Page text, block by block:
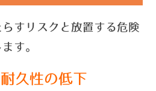
すリスクと放置する危険
す。
久性の低下